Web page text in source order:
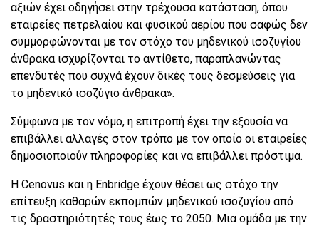
αξιών έχει οδηγήσει στην τρέχουσα κατάσταση, όπου
εταιρείες πετρελαίου και φυσικού αερίου που σαφώς δεν
συμμορφώνονται με τον στόχο του μηδενικού ισοζυγίου
άνθρακα ισχυρίζονται το αντίθετο, παραπλανώντας
επενδυτές που συχνά έχουν δικές τους δεσμεύσεις για
το μηδενικό ισοζύγιο άνθρακα».
Σύμφωνα με τον νόμο, η επιτροπή έχει την εξουσία να
επιβάλλει αλλαγές στον τρόπο με τον οποίο οι εταιρείες
δημοσιοποιούν πληροφορίες και να επιβάλλει πρόστιμα.
Η Cenovus και η Enbridge έχουν θέσει ως στόχο την
επίτευξη καθαρών εκπομπών μηδενικού ισοζυγίου από
τις δραστηριότητές τους έως το 2050. Μια ομάδα με την